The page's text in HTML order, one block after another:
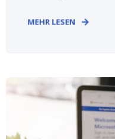
MEHR LESEN